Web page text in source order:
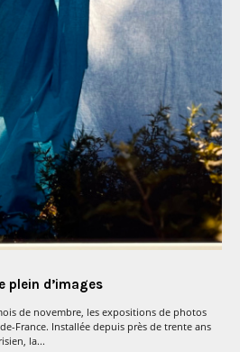
plein d’images
de novembre, les expositions de photos
France. Installée depuis près de trente ans
la...